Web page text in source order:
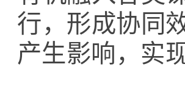
行，形成协同
产生影响，实